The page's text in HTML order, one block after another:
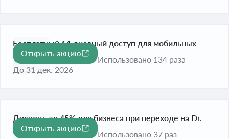
Бесплатный 14-дневный доступ для мобильных
устройств
До 31 дек. 2026
Открыть акцию
Использовано 134 раза
-45%
Дисконт до 45% для бизнеса при переходе на Dr.
WebОткрыть акцию
Использовано 37 раз